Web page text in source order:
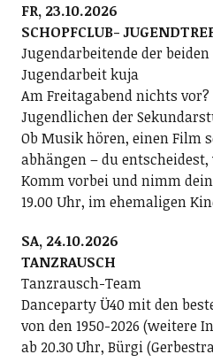
FR, 23.10.2026
SCHOPFCLUB-
Jugendarbeitende der
Jugendarbeit kuja
Am Freitagabend nichts
Jugendlichen der
Ob Musik hören, einen Film
abhängen – du
Komm vorbei und nimm
19.00 Uhr, im ehemaligen
SA, 24.10.2026
TANZRAUSCH
Tanzrausch-Team
Danceparty Ü40 mit den
von den 1950-2026 (weitere
ab 20.30 Uhr, Bürgi